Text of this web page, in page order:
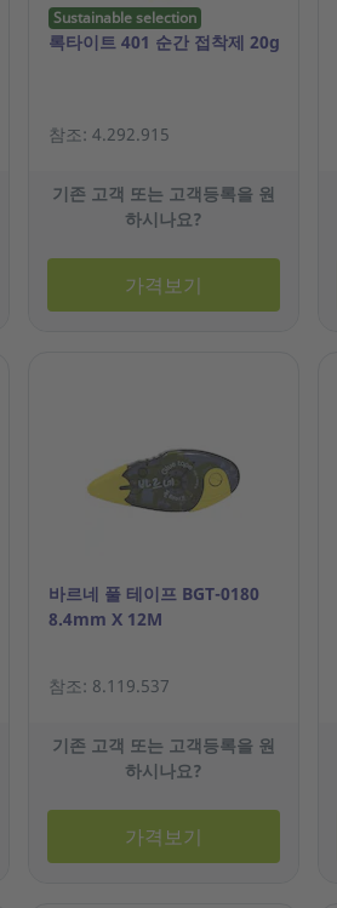
Sustainable selection
록타이트 401 순간 접착제 20g
참조: 4.292.915
기존 고객 또는 고객등록을 원
하시나요?
가격보기
바르네 풀 테이프 BGT-0180
8.4mm X 12M
참조: 8.119.537
기존 고객 또는 고객등록을 원
하시나요?
가격보기